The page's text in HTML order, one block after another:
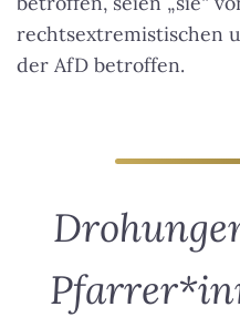
rechtsextremistischen
der AfD betroffen.